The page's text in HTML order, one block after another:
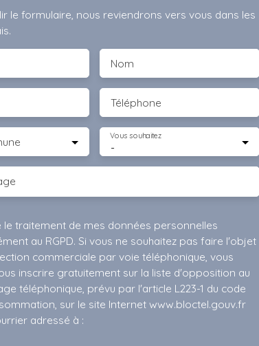
le formulaire, nous reviendrons vers vous dans les
Nom
Téléphone
-
Vous souhaitez
le traitement de mes données personnelles
au RGPD. Si vous ne souhaitez pas faire l'objet
commerciale par voie téléphonique, vous
inscrire gratuitement sur la liste d'opposition au
téléphonique, prévu par l'article L223-1 du code
sur le site Internet www.bloctel.gouv.fr
adressé à :